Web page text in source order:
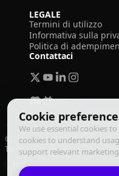
Cookie
We use essential cookies
cookies to understand
support relevant
LEGALE
Termini di utilizzo
Informativa sulla
Politica di
Contattaci
© 2026 Deemos Corporation.
Termini di UtilizzoInformativa
Italiano